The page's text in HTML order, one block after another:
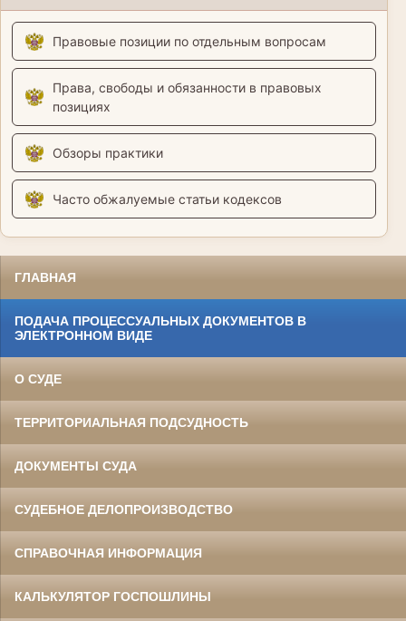
Правовые позиции по отдельным вопросам
Права, свободы и обязанности в правовых
позициях
Обзоры практики
Часто обжалуемые статьи кодексов
ГЛАВНАЯ
ПОДАЧА ПРОЦЕССУАЛЬНЫХ ДОКУМЕНТОВ В
ЭЛЕКТРОННОМ ВИДЕ
О СУДЕ
ТЕРРИТОРИАЛЬНАЯ ПОДСУДНОСТЬ
ДОКУМЕНТЫ СУДА
СУДЕБНОЕ ДЕЛОПРОИЗВОДСТВО
СПРАВОЧНАЯ ИНФОРМАЦИЯ
КАЛЬКУЛЯТОР ГОСПОШЛИНЫ